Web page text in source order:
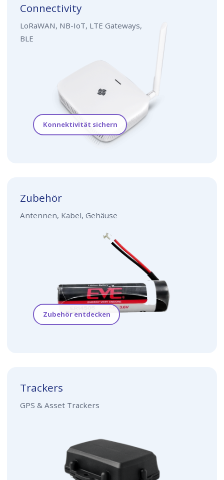
Connectivity
LoRaWAN, NB-IoT, LTE Gateways,
BLE
Konnektivität sichern
Zubehör
Antennen, Kabel, Gehäuse
Zubehör entdecken
Trackers
GPS & Asset Trackers